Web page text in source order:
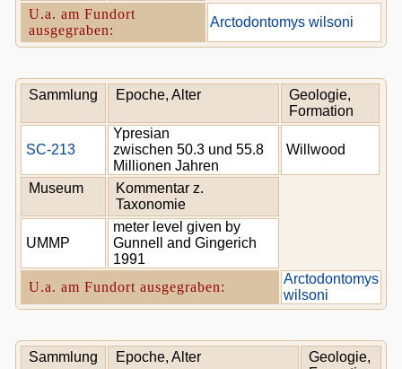
U.a. am Fundort
ausgegraben:
Arctodontomys wilsoni
Sammlung Epoche, Alter
Geologie,
Formation
SC-213
Ypresian
zwischen 50.3 und 55.8
Millionen Jahren
Willwood
Museum
Kommentar z.
Taxonomie
UMMP
meter level given by
Gunnell and Gingerich
1991
U.a. am Fundort ausgegraben:
Arctodontomys
wilsoni
Sammlung Epoche, Alter
Geologie,